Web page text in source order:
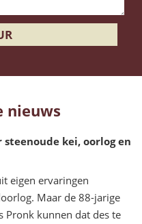
nieuws
kei, oorlog en
eigen ervaringen
Maar de 88-jarige
Pronk kunnen dat des te